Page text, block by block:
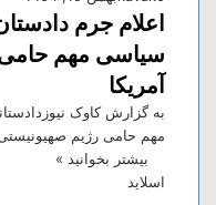
اعلام جرم
سیاسی مهم
آمریکا
به گزارش کاوک
مهم حامی رژیم صهیونیستی
بیشتر بخوانید »
اسلاید